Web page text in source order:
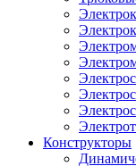
Конструкторы